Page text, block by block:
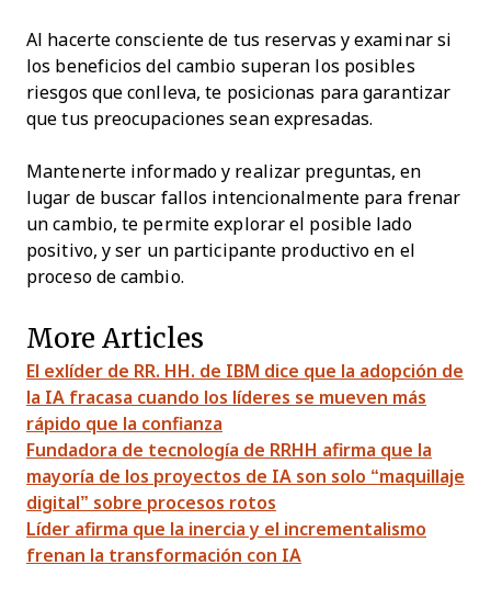
Al hacerte consciente de tus reservas y examinar si
los beneficios del cambio superan los posibles
riesgos que conlleva, te posicionas para garantizar
que tus preocupaciones sean expresadas.
Mantenerte informado y realizar preguntas, en
lugar de buscar fallos intencionalmente para frenar
un cambio, te permite explorar el posible lado
positivo, y ser un participante productivo en el
proceso de cambio.
More Articles
El exlíder de RR. HH. de IBM dice que la adopción de
la IA fracasa cuando los líderes se mueven más
rápido que la confianza
Fundadora de tecnología de RRHH afirma que la
mayoría de los proyectos de IA son solo “maquillaje
digital” sobre procesos rotos
Líder afirma que la inercia y el incrementalismo
frenan la transformación con IA